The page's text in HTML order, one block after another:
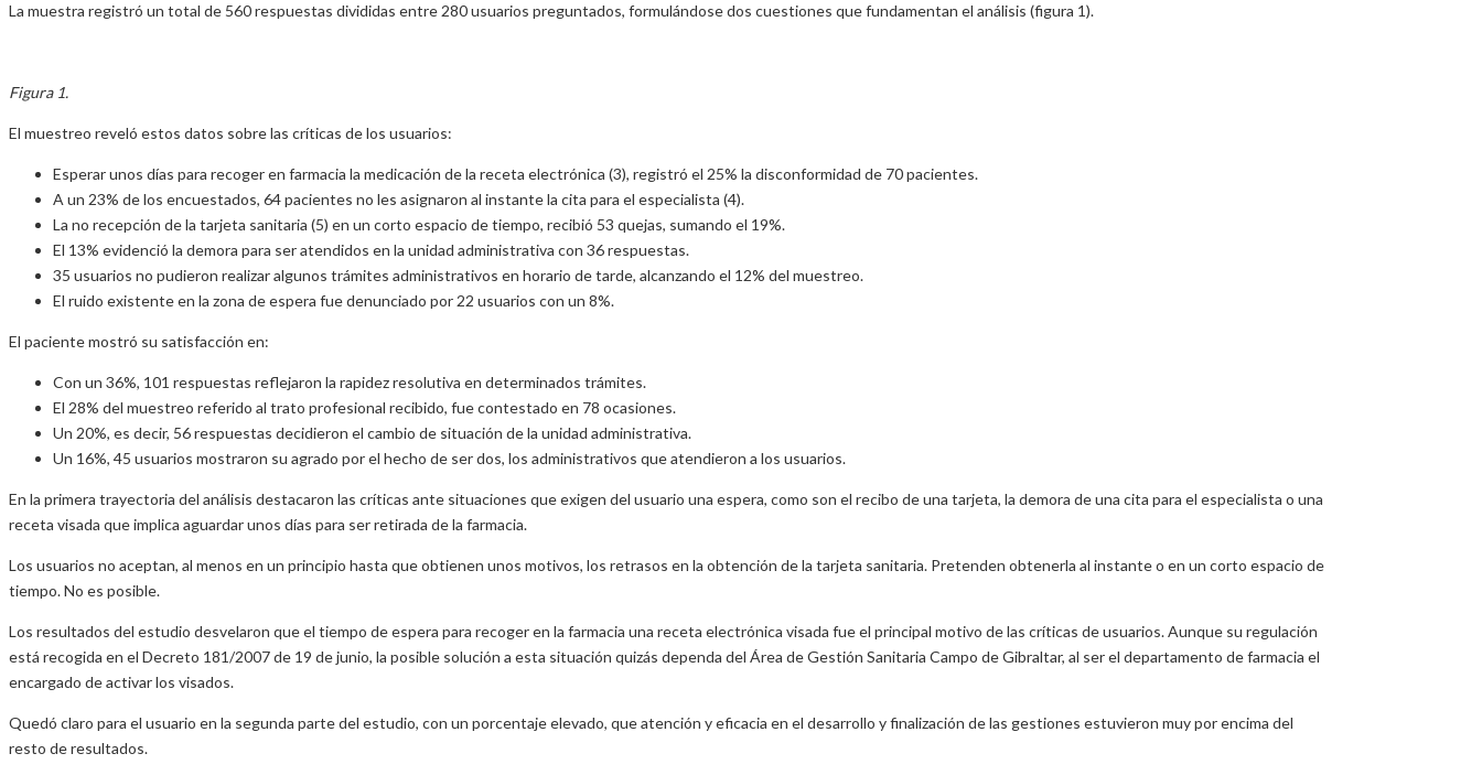
La muestra registró un total de 560 respuestas divididas entre 280 usuarios preguntados, formulándose dos cuestiones que fundamentan el análisis (figura 1).
Figura 1.
El muestreo reveló estos datos sobre las críticas de los usuarios:
Esperar unos días para recoger en farmacia la medicación de la receta electrónica (3), registró el 25% la disconformidad de 70 pacientes.
A un 23% de los encuestados, 64 pacientes no les asignaron al instante la cita para el especialista (4).
La no recepción de la tarjeta sanitaria (5) en un corto espacio de tiempo, recibió 53 quejas, sumando el 19%.
El 13% evidenció la demora para ser atendidos en la unidad administrativa con 36 respuestas.
35 usuarios no pudieron realizar algunos trámites administrativos en horario de tarde, alcanzando el 12% del muestreo.
El ruido existente en la zona de espera fue denunciado por 22 usuarios con un 8%.
El paciente mostró su satisfacción en:
Con un 36%, 101 respuestas reflejaron la rapidez resolutiva en determinados trámites.
El 28% del muestreo referido al trato profesional recibido, fue contestado en 78 ocasiones.
Un 20%, es decir, 56 respuestas decidieron el cambio de situación de la unidad administrativa.
Un 16%, 45 usuarios mostraron su agrado por el hecho de ser dos, los administrativos que atendieron a los usuarios.
En la primera trayectoria del análisis destacaron las críticas ante situaciones que exigen del usuario una espera, como son el recibo de una tarjeta, la demora de una cita para el especialista o una
receta visada que implica aguardar unos días para ser retirada de la farmacia.
Los usuarios no aceptan, al menos en un principio hasta que obtienen unos motivos, los retrasos en la obtención de la tarjeta sanitaria. Pretenden obtenerla al instante o en un corto espacio de
tiempo. No es posible.
Los resultados del estudio desvelaron que el tiempo de espera para recoger en la farmacia una receta electrónica visada fue el principal motivo de las críticas de usuarios. Aunque su regulación
está recogida en el Decreto 181/2007 de 19 de junio, la posible solución a esta situación quizás dependa del Área de Gestión Sanitaria Campo de Gibraltar, al ser el departamento de farmacia el
encargado de activar los visados.
Quedó claro para el usuario en la segunda parte del estudio, con un porcentaje elevado, que atención y eficacia en el desarrollo y finalización de las gestiones estuvieron muy por encima del
resto de resultados.